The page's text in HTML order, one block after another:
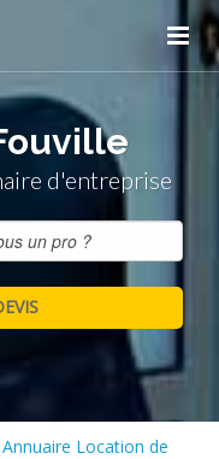
d'entreprise
Annuaire Location de